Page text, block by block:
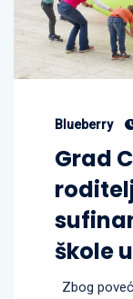
Blueberry
Grad
škole
Zbog